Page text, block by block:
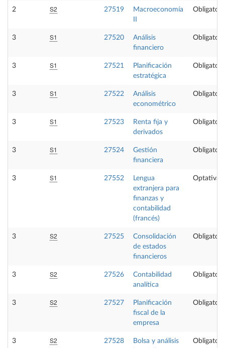
2 S2 27519
Macroeconomía
3 S1 27520
Análisis
financiero
3 S1 27521
Planificación
estratégica
3 S1 27522
Análisis
econométrico
3 S1 27523
Renta fija y
derivados
3 S1 27524
Gestión
financiera
3 S1 27552
Lengua
extranjera para
finanzas y
contabilidad
(francés)
Optativa
3 S2 27525
Consolidación
de estados
financieros
3 S2 27526
Contabilidad
analítica
3 S2 27527
Planificación
fiscal de la
empresa
3 S2 27528
Bolsa y análisis